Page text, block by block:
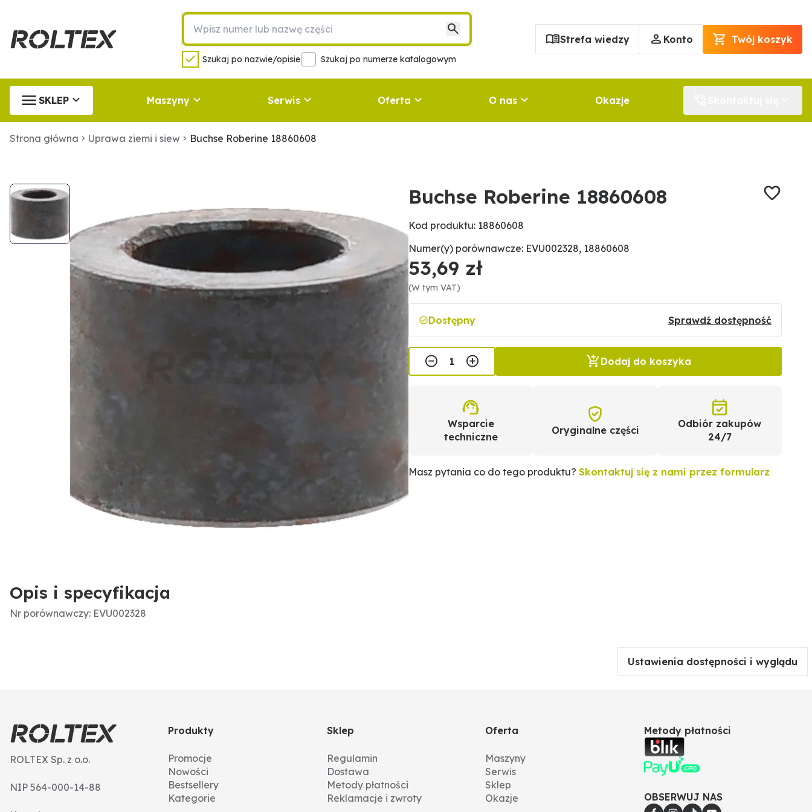
Szukaj po nazwie/opisie Szukaj po numerze katalogowym
Strefa wiedzy Konto Twój koszyk
SKLEP Maszyny Serwis Oferta O nas Okazje
Strona główna Uprawa ziemi i siew Buchse Roberine 18860608
Buchse Roberine 18860608
Kod produktu: 18860608
Numer(y) porównawcze: EVU002328, 18860608
53,69 zł
(W tym VAT)
Dostępny Sprawdź dostępność
Dodaj do koszyka
Wsparcie
techniczne
Oryginalne części
Odbiór zakupów
24/7
Masz pytania co do tego produktu? Skontaktuj się z nami przez formularz
Opis i specyfikacja
Nr porównawczy: EVU002328
Ustawienia dostępności i wyglądu
ROLTEX Sp. z o.o.
NIP 564-000-14-88
Produkty
Promocje
Nowości
Bestsellery
Kategorie
Sklep
Regulamin
Dostawa
Metody płatności
Reklamacje i zwroty
Oferta
Maszyny
Serwis
Sklep
Okazje
Metody płatności
OBSERWUJ NAS